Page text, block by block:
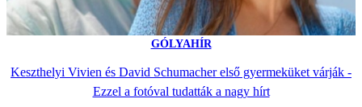
GÓLYAHÍR
Keszthelyi Vivien és David Schumacher első gyermeküket várják -
Ezzel a fotóval tudatták a nagy hírt